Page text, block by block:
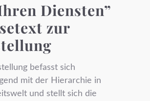
Diensten”
zur
befasst sich
mit der Hierarchie in
und stellt sich die